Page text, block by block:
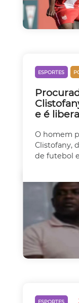
ESPORTES
e é
O homem
Clistofany,
de futebol
ESPORTES